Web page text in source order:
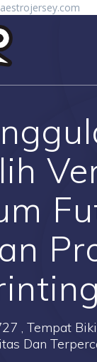
, Tempat
Dan